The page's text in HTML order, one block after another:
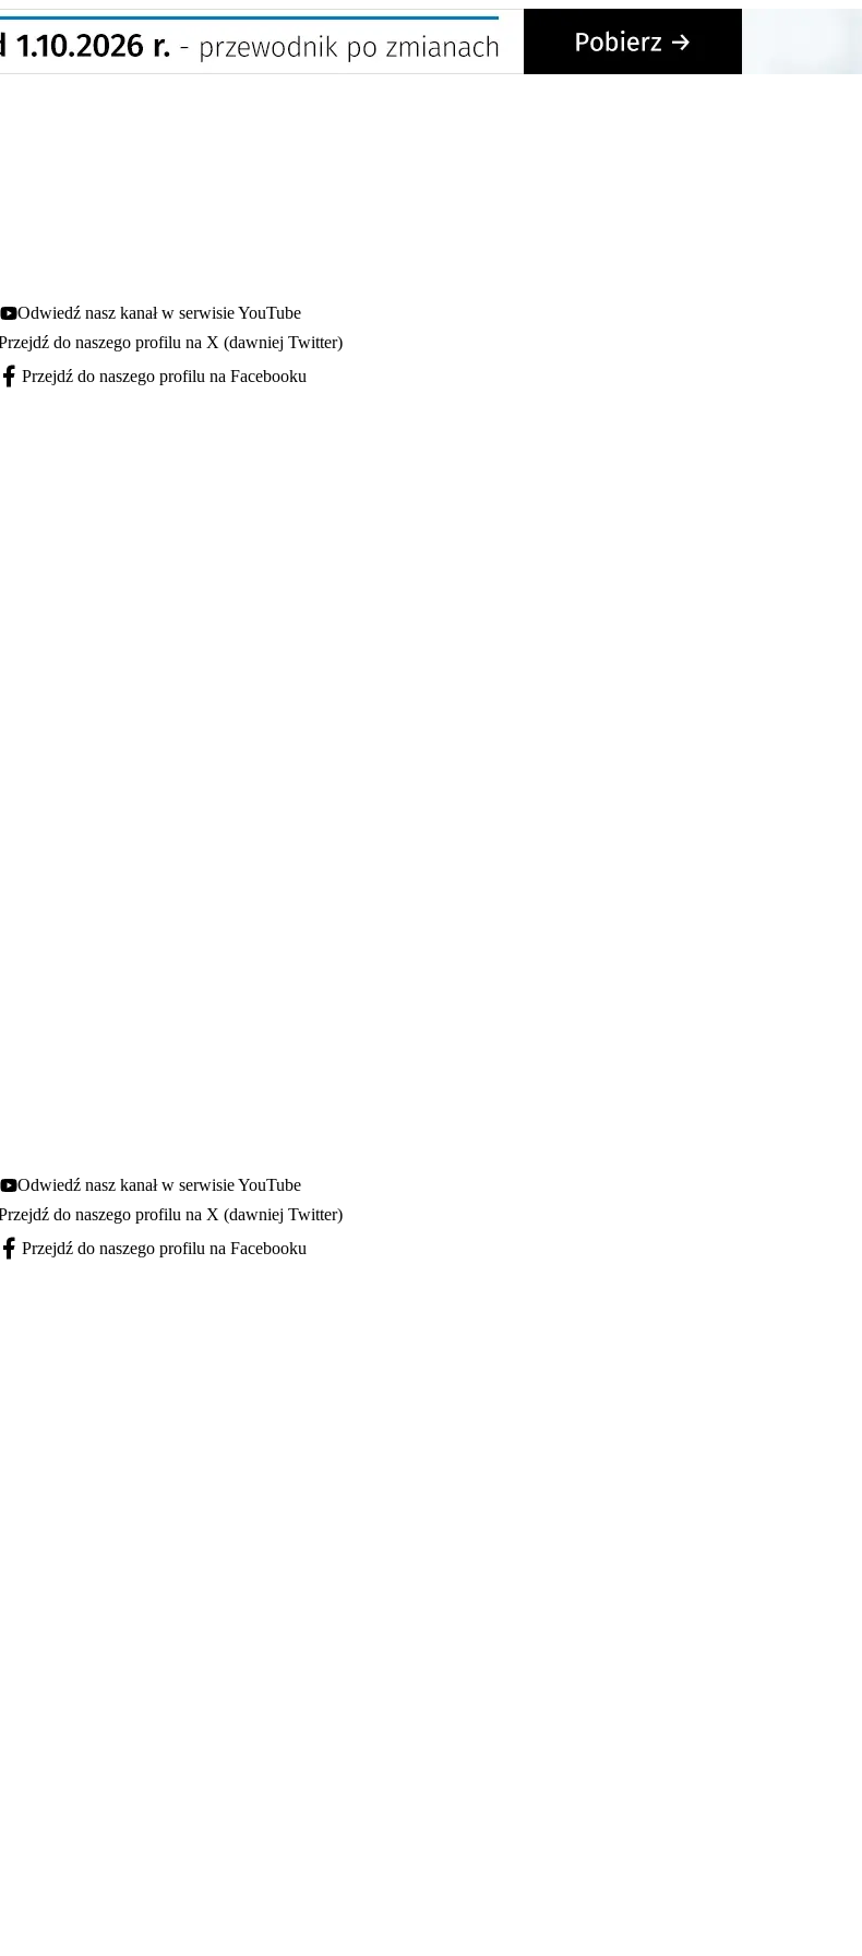
Youtube - otwiera się w nowej karcie
Odwiedź nasz kanał w serwisie YouTube
się w nowej karcie
do naszego profilu na X (dawniej Twitter)
Facebook - otwiera się w nowej karcie
Przejdź do naszego profilu na Facebooku
Youtube - otwiera się w nowej karcie
Odwiedź nasz kanał w serwisie YouTube
się w nowej karcie
do naszego profilu na X (dawniej Twitter)
Facebook - otwiera się w nowej karcie
Przejdź do naszego profilu na Facebooku